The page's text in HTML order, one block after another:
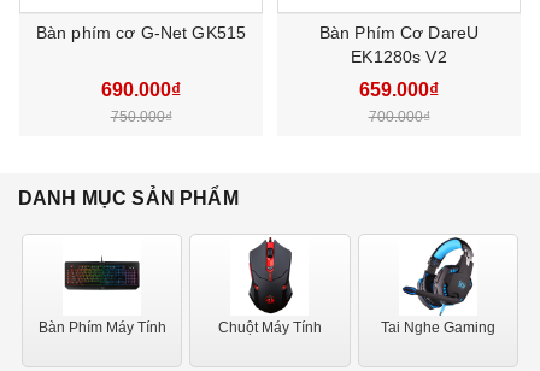
Bàn phím cơ G-Net GK515
690.000₫
750.000₫
Bàn Phím Cơ DareU
EK1280s V2
659.000₫
700.000₫
DANH MỤC SẢN PHẨM
Bàn Phím Máy Tính Chuột Máy Tính Tai Nghe Gaming